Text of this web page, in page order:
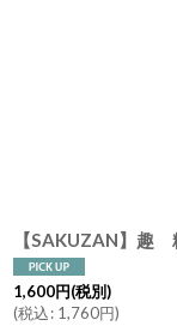
1,600円(税別)
(税込: 1,760円)